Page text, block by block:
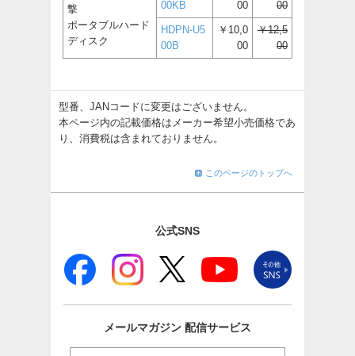
撃
ポータブルハード
ディスク
00KB
00
00
HDPN-U5
00B
￥10,0
00
￥12,5
00
型番、JANコードに変更はございません。
本ページ内の記載価格はメーカー希望小売価格であ
り、消費税は含まれておりません。
このページのトップへ
公式SNS
メールマガジン 配信サービス